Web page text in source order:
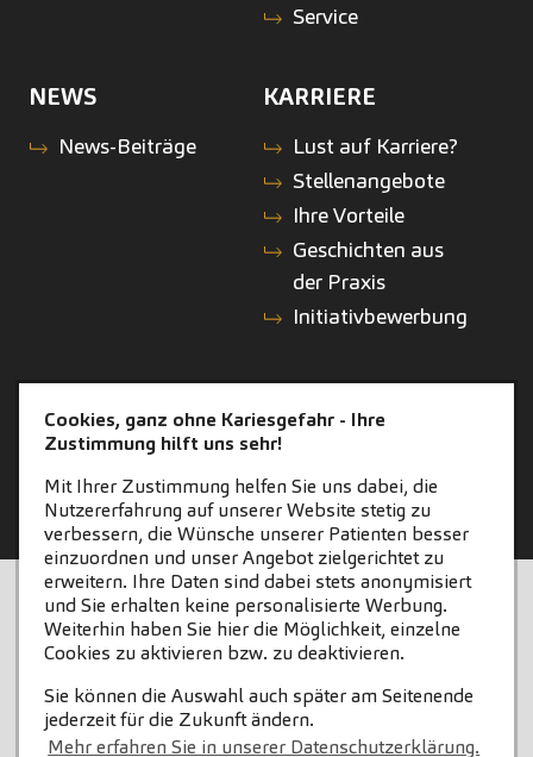
Service
NEWS
News-Beiträge
KARRIERE
Lust auf Karriere?
Stellenangebote
Ihre Vorteile
Geschichten aus
der Praxis
Initiativbewerbung
Kontakt
STARTSEITE
KONTAKT
COOKIE-EINSTELLUNGEN
IMPRESSUM
DATENSCHUTZ
Cookies, ganz ohne Kariesgefahr - Ihre
Zustimmung hilft uns sehr!
Mit Ihrer Zustimmung helfen Sie uns dabei, die
Nutzererfahrung auf unserer Website stetig zu
verbessern, die Wünsche unserer Patienten besser
einzuordnen und unser Angebot zielgerichtet zu
erweitern. Ihre Daten sind dabei stets anonymisiert
und Sie erhalten keine personalisierte Werbung.
Weiterhin haben Sie hier die Möglichkeit, einzelne
Cookies zu aktivieren bzw. zu deaktivieren.
Sie können die Auswahl auch später am Seitenende
jederzeit für die Zukunft ändern.
Mehr erfahren Sie in unserer Datenschutzerklärung.